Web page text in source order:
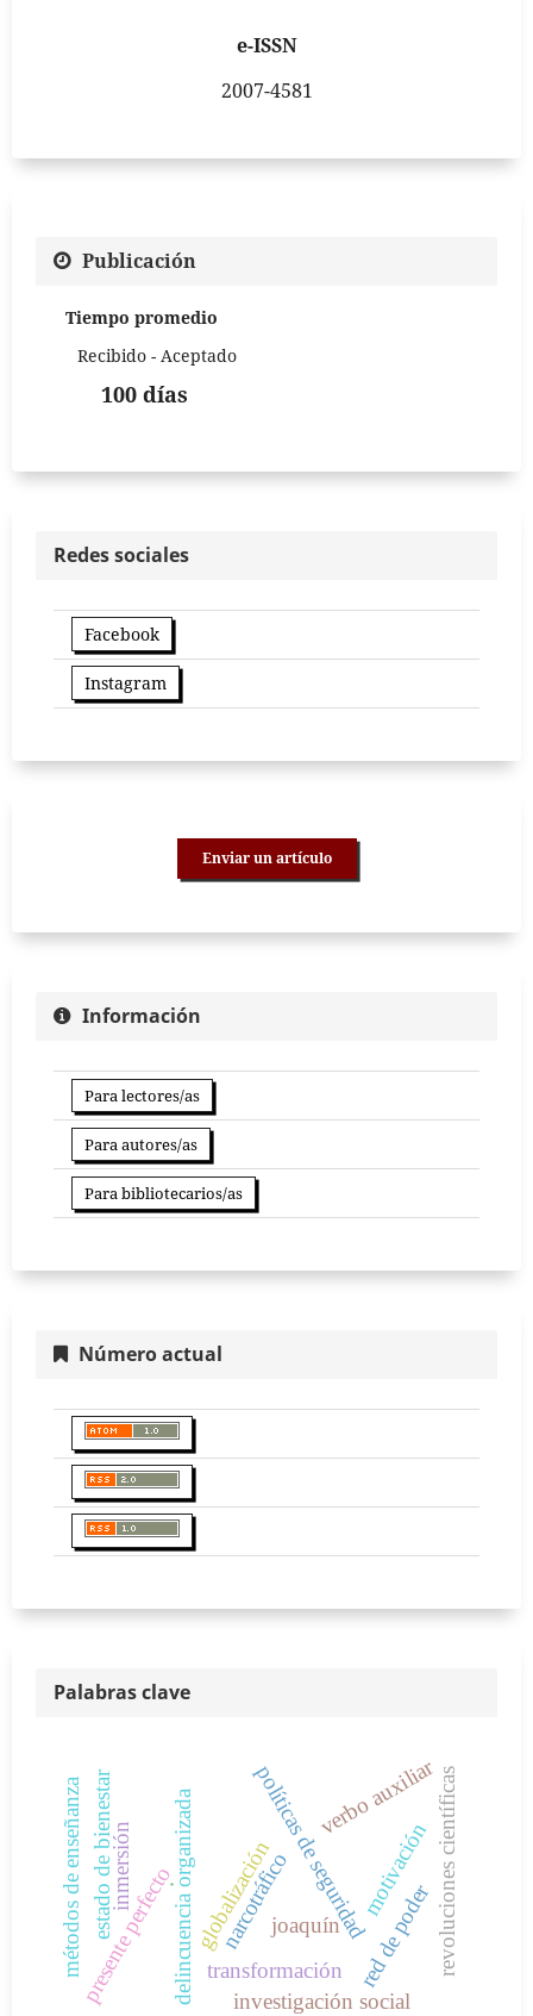
e-ISSN
2007-4581
Publicación
Tiempo promedio
Recibido - Aceptado
100 días
Redes sociales
Facebook
Instagram
Enviar un artículo
Información
Para lectores/as
Para autores/as
Para bibliotecarios/as
Número actual
Palabras clave
. narcotráfico
delincuencia organizada políticas de seguridadred de poder
joaquín
presente perfecto
verbo auxiliar
investigación social
revoluciones científicas
transformación
globalización
estado de bienestar motivación
inmersión
métodos de enseñanza